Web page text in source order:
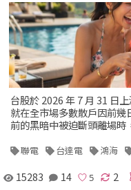
台股於 2026 年 7 月 31 日
就在全市場多數散戶因前
前的黑暗中被迫斷頭離場
聯電 台達電 鴻海
15283 14 2